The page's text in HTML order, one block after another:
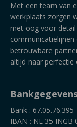
Met een team van
werkplaats zorgen
met oog voor
betrouwbare
altijd naar perfectie
Bank : 67.05.76.395
IBAN : NL 35 INGB